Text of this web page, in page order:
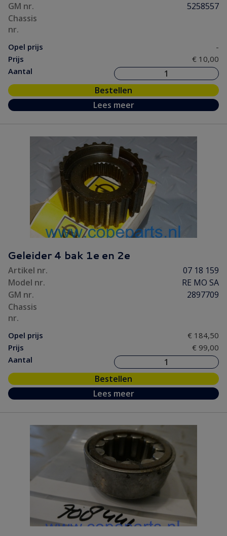
GM nr.
5258557
Chassis
nr.
Opel prijs
-
Prijs
€ 10,00
Aantal
Bestellen
Lees meer
Geleider 4 bak 1e en 2e
Artikel nr.
07 18 159
Model nr.
RE MO SA
GM nr.
2897709
Chassis
nr.
Opel prijs
€ 184,50
Prijs
€ 99,00
Aantal
Bestellen
Lees meer